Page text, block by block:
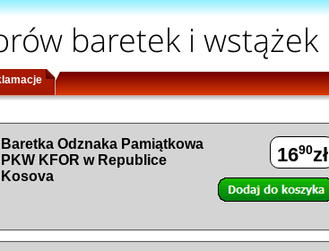
baretek i wstążek
Baretka Odznaka Pamiątkowa
PKW KFOR w Republice
Kosova
1690zł